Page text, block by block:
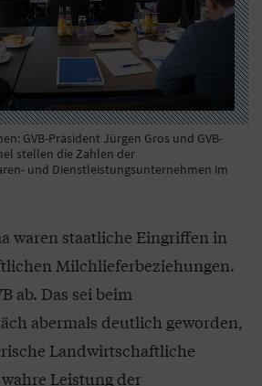
GVB-Präsident Jürgen Gros und GVB-
stellen die Zahlen der
und Dienstleistungsunternehmen im
waren staatliche Eingriffen in
Milchlieferbeziehungen.
ab. Das sei beim
abermals deutlich geworden,
Landwirtschaftliche
Leistung der